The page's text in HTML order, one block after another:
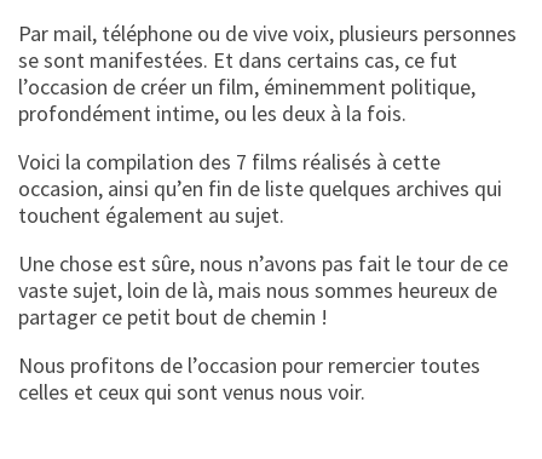
Par mail, téléphone ou de vive voix, plusieurs personnes
se sont manifestées. Et dans certains cas, ce fut
l’occasion de créer un film, éminemment politique,
profondément intime, ou les deux à la fois.
Voici la compilation des 7 films réalisés à cette
occasion, ainsi qu’en fin de liste quelques archives qui
touchent également au sujet.
Une chose est sûre, nous n’avons pas fait le tour de ce
vaste sujet, loin de là, mais nous sommes heureux de
partager ce petit bout de chemin !
Nous profitons de l’occasion pour remercier toutes
celles et ceux qui sont venus nous voir.